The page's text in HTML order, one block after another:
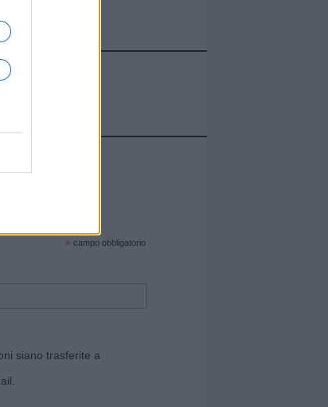
web!
* campo obbligatorio
siano trasferite a